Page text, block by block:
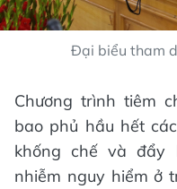
Đại biểu tham
Chương trình tiêm
bao phủ hầu hết
khống chế và đẩy
nhiễm nguy hiểm ở